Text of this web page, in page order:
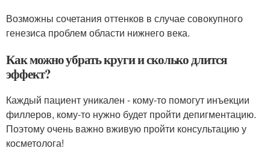
Возможны сочетания оттенков в случае совокупного
генезиса проблем области нижнего века.
Как можно убрать круги и сколько длится
эффект?
Каждый пациент уникален - кому-то помогут инъекции
филлеров, кому-то нужно будет пройти депигментацию.
Поэтому очень важно вживую пройти консультацию у
косметолога!